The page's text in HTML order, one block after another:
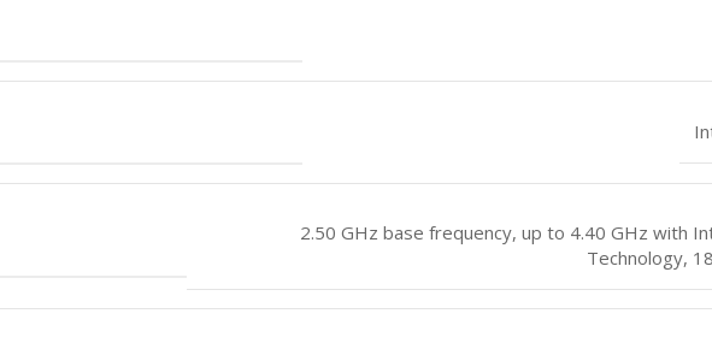
2.50 GHz base frequency, up to 4.40 GHz with
Technology,